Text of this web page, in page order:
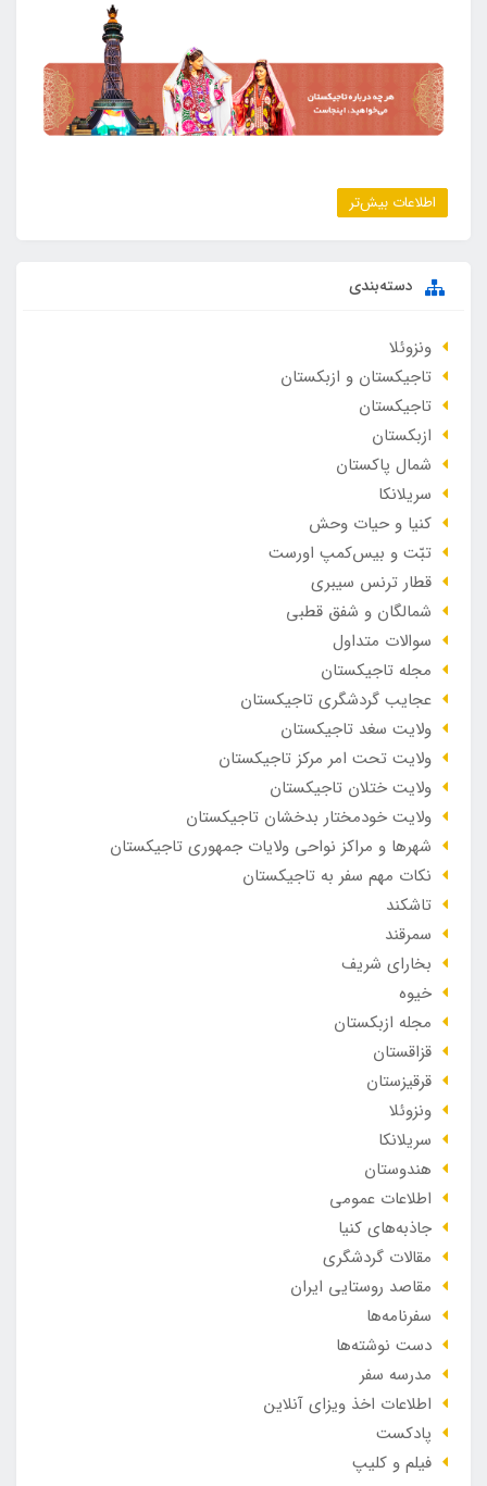
اطلاعات بیش‌تر
دسته‌بندی
ونزوئلا
تاجیکستان و ازبکستان
تاجیکستان
ازبکستان
شمال پاکستان
سریلانکا
کنیا و حیات وحش
تبّت و بیس‌کمپ اورست
قطار ترنس سیبری
شمالگان و شفق قطبی
سوالات متداول
مجله تاجیکستان
عجایب گردشگری تاجیکستان
ولایت سغد تاجیکستان
ولایت تحت امر مرکز تاجیکستان
ولایت ختلان تاجیکستان
ولایت خودمختار بدخشان تاجیکستان
شهرها و مراکز نواحی ولایات جمهوری تاجیکستان
نکات مهم سفر به تاجیکستان
تاشکند
سمرقند
بخارای شریف
خیوه
مجله ازبکستان
قزاقستان
قرقیزستان
ونزوئلا
سریلانکا
هندوستان
اطلاعات عمومی
جاذبه‌های کنیا
مقالات گردشگری
مقاصد روستایی ایران
سفرنامه‌ها
دست نوشته‌ها
مدرسه سفر
اطلاعات اخذ ویزای آنلاین
پادکست
فیلم و کلیپ